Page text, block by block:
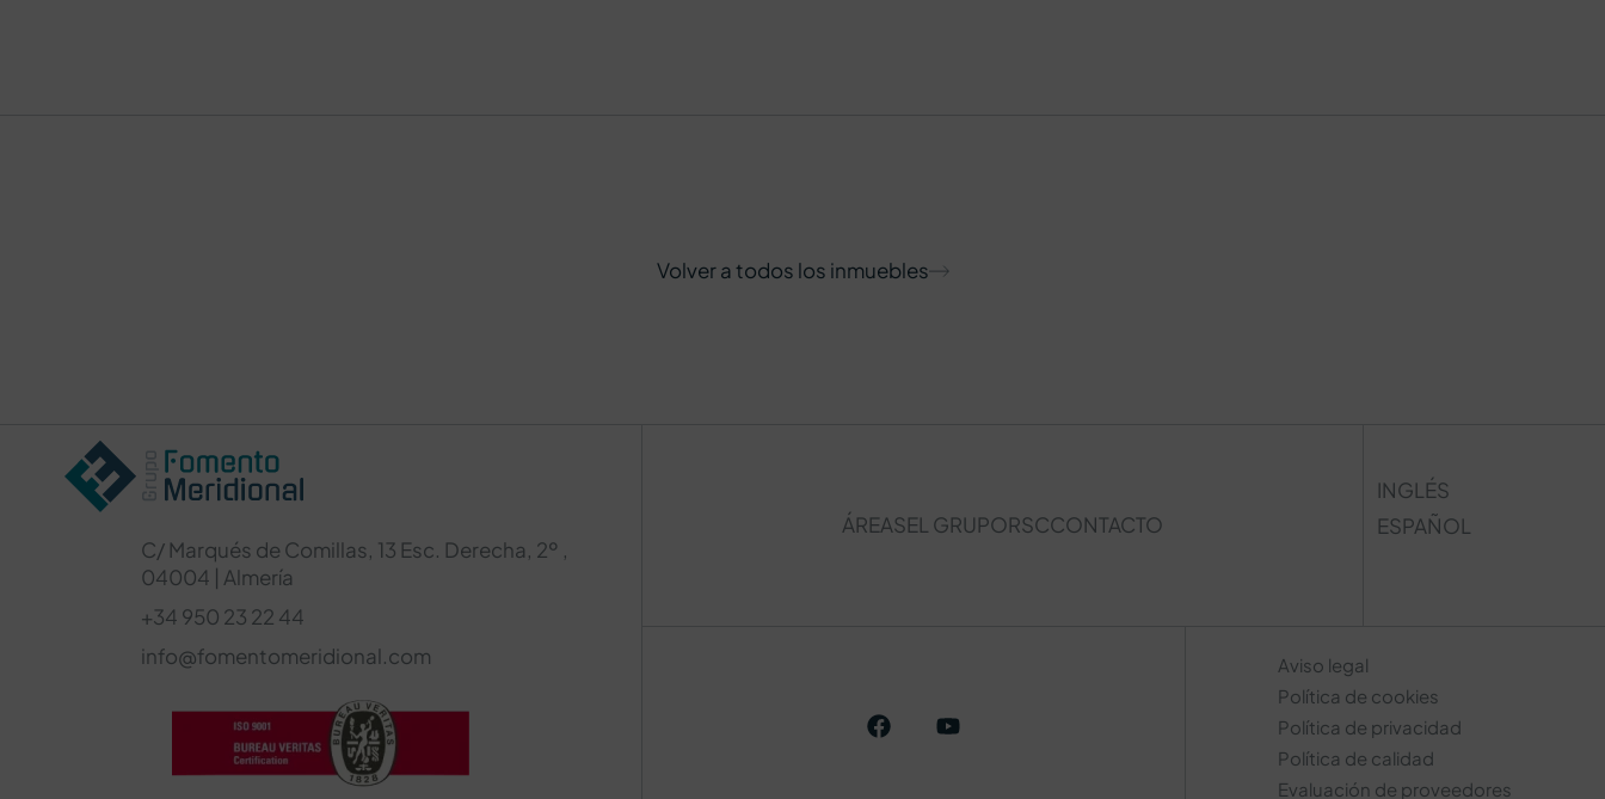
Volver a todos los inmuebles
C/ Marqués de Comillas, 13 Esc. Derecha, 2º ,
04004 | Almería
+34 950 23 22 44
info@fomentomeridional.com
ÁREASEL GRUPORSCCONTACTO
INGLÉS
ESPAÑOL
Aviso legal
Política de cookies
Política de privacidad
Política de calidad
Evaluación de proveedores